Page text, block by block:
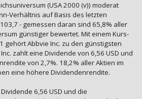
(USA 2000 (v)) moderat
Verhältnis auf Basis des letzten
- gemessen daran sind 65,8% aller
günstiger bewertet. Mit einem Kurs-
gehört Abbvie Inc. zu den günstigsten
zahlt eine Dividende von 6,56 USD und
von 2,7%. 18,2% aller Aktien im
eine höhere Dividendenrendite.
6,56 USD und die